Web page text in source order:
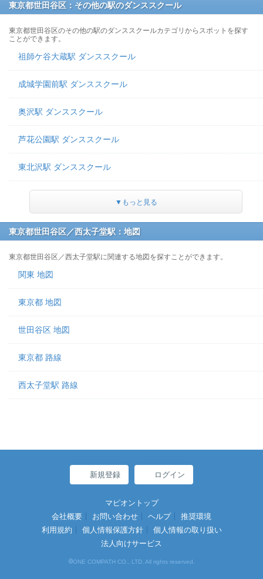
東京都世田谷区：その他の駅のダンススクール
東京都世田谷区のその他の駅のダンススクールカテゴリからスポットを探す
ことができます。
祖師ケ谷大蔵駅 ダンススクール
成城学園前駅 ダンススクール
奥沢駅 ダンススクール
芦花公園駅 ダンススクール
東北沢駅 ダンススクール
▼もっと見る
東京都世田谷区／西太子堂駅：地図
東京都世田谷区／西太子堂駅に関連する地図を探すことができます。
関東 地図
東京都 地図
世田谷区 地図
東京都 路線
西太子堂駅 路線
新規登録 ログイン
マピオントップ
会社概要
お問い合わせ ヘルプ
推奨環境
利用規約
個人情報保護方針
個人情報の取り扱い
法人向けサービス
©ONE COMPATH CO., LTD. All rights reserved.